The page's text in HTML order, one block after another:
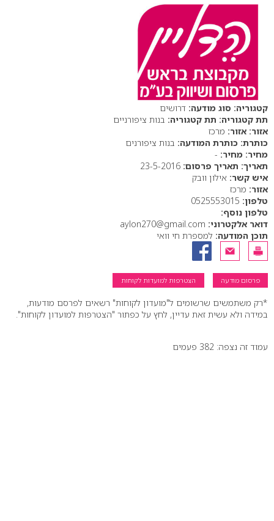
סוג מודעה: דרושים
תת קטגוריה: בנות ציפורניים
אזור: מרכז
כותרת המודעה: בנות ציפורנים
מחיר: -
תאריך פרסום:
איש קשר: אילון וובק
אזור: מרכז
טלפון:
טלפון נוסף:
דואר אלקטרוני:
תוכן המודעה: למספרת חי וואי
פרסום מודעה הצטרפות למועדות לקוחות
*רק משתמשים שרשומים ל"מועדון לקוחות" רשאים לפרסם מודעות,
במידה ולא עשית זאת עדיין, לחץ על כפתור "הצטרפות למועדון לקוחות".
עמוד זה נצפה: 382 פעמים